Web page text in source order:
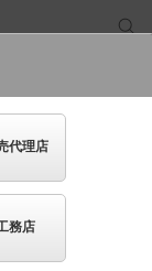
PiPit調光タイ
lmタイプ・昼
代理店
務店